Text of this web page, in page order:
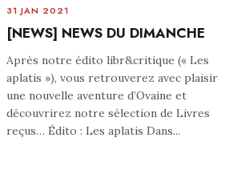
31 JAN 2021
[NEWS] NEWS DU DIMANCHE
Après notre édito libr&critique (« Les
aplatis »), vous retrouverez avec plaisir
une nouvelle aventure d’Ovaine et
découvrirez notre sélection de Livres
reçus… Édito : Les aplatis Dans...